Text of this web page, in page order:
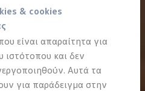
& cookies
είναι απαραίτητα για
ιστότοπου και δεν
Αυτά τα
για παράδειγμα στην
αυτοκίνητα
αυτονομίας
χρόνου φόρτισης
κόστους φόρτισης
Φόρτισης
φόρτισης